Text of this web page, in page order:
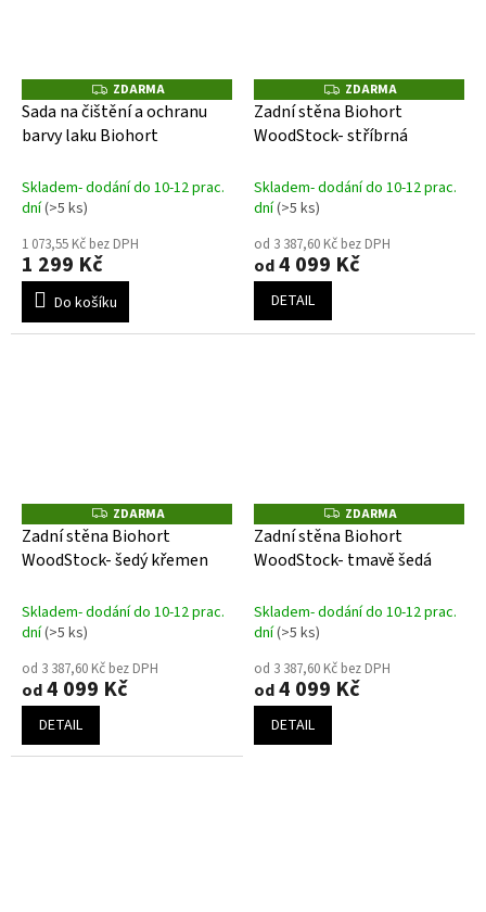
Z
D
A
R
ZDARMA
Sada na čištění a ochranu
barvy laku Biohort
Skladem- dodání do 10-12 prac.
dní(>5 ks)
1 073,55 Kč bez DPH
1 299 Kč
Do košíku
Z
D
A
R
ZDARMA
Zadní stěna Biohort
WoodStock- stříbrná
Skladem- dodání do 10-12 prac.
dní(>5 ks)
od 3 387,60 Kč bez DPH
od4 099 Kč
DETAIL
Z
D
A
R
ZDARMA
Zadní stěna Biohort
WoodStock- šedý křemen
Skladem- dodání do 10-12 prac.
dní(>5 ks)
od 3 387,60 Kč bez DPH
od4 099 Kč
DETAIL
Z
D
A
R
ZDARMA
Zadní stěna Biohort
WoodStock- tmavě šedá
Skladem- dodání do 10-12 prac.
dní(>5 ks)
od 3 387,60 Kč bez DPH
od4 099 Kč
DETAIL